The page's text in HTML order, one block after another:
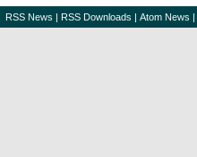
RSS News | RSS Downloads | Atom News |